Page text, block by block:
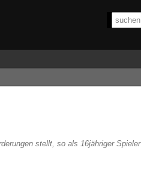
stellt, so als 16jähriger Spieler